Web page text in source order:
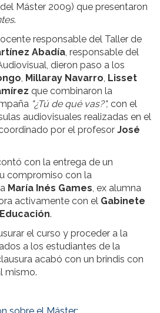
Máster 2009) que presentaron
.
responsable del Taller de
Abadía, responsable del
dieron paso a los
, Millaray Navarro, Lisset
que combinaron la
"¿Tú de qué vas?", con el
audiovisuales realizadas en el
por el profesor José
con la entrega de un
compromiso con la
María Inés Games, ex alumna
activamente con el Gabinete
.
el curso y proceder a la
a los estudiantes de la
acabó con un brindis con
mismo.